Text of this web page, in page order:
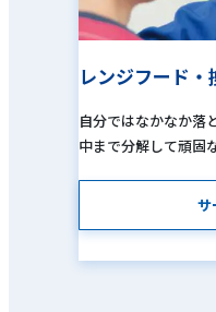
レンジフード
自分ではなかなか落
中まで分解して頑固
サ